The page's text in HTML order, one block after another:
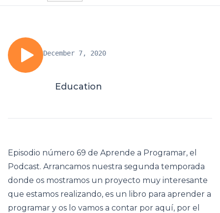
December 7, 2020
Education
Episodio número 69 de Aprende a Programar, el
Podcast. Arrancamos nuestra segunda temporada
donde os mostramos un proyecto muy interesante
que estamos realizando, es un libro para aprender a
programar y os lo vamos a contar por aquí, por el